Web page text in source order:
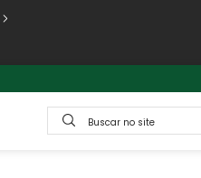
Buscar no site